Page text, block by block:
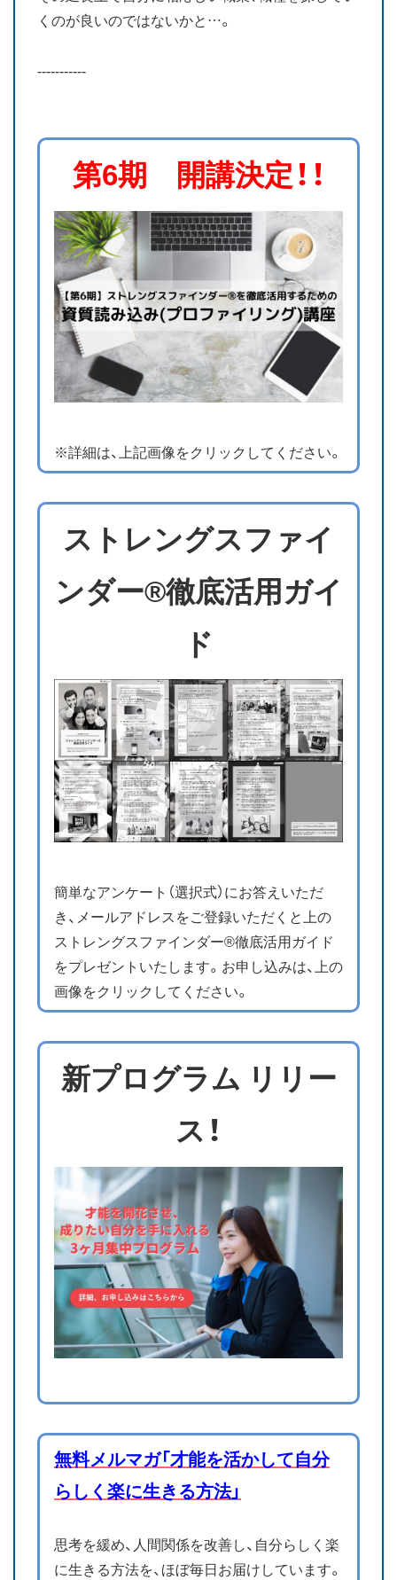
くのが良いのではないかと…。
-----------
第6期 開講決定！！
※詳細は、上記画像をクリックしてください。
ストレングスファイ
ンダー®徹底活用ガイ
ド
簡単なアンケート（選択式）にお答えいただ
き、メールアドレスをご登録いただくと上の
ストレングスファインダー®徹底活用ガイド
をプレゼントいたします。お申し込みは、上の
画像をクリックしてください。
新プログラム リリー
ス！
無料メルマガ「才能を活かして自分
らしく楽に生きる方法」
思考を緩め、人間関係を改善し、自分らしく楽
に生きる方法を、ほぼ毎日お届けしています。